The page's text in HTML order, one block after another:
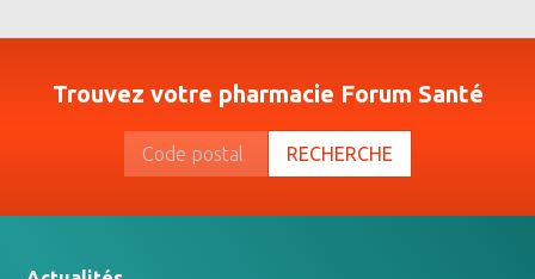
Trouvez votre pharmacie Forum Santé
RECHERCHE